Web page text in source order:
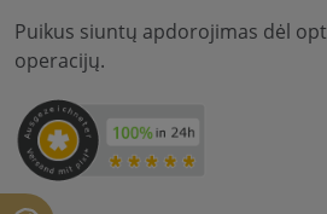
Puikus siuntų apdorojimas dėl
operacijų.